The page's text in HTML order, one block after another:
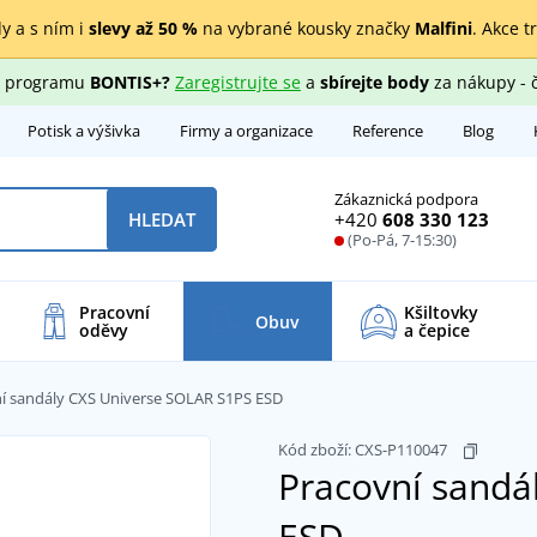
a s ním i slevy až 50 %na vybrané kousky značky Malfini. Akce
programu BONTIS+? Zaregistrujte sea sbírejte bodyza nákupy -
Potisk a výšivka Firmy a organizace Reference Blog
Zákaznická podpora
+420 608 330 123
(Po-Pá, 7-15:30)
HLEDAT
Pracovní
oděvy Obuv Kšiltovky
a čepice
sandály CXS Universe SOLAR S1PS ESD
Kód zboží:CXS-P110047
Pracovní